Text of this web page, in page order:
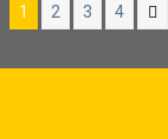
1 2 3 4